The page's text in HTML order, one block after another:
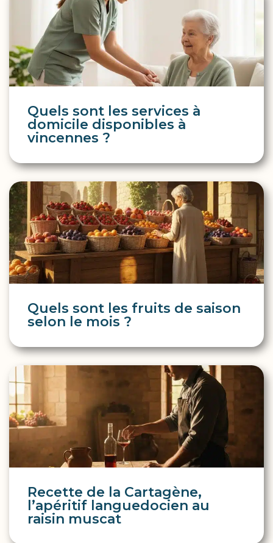
Quels sont les services à
domicile disponibles à
vincennes ?
Quels sont les fruits de saison
selon le mois ?
Recette de la Cartagène,
l’apéritif languedocien au
raisin muscat